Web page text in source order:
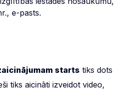
e-pasts.
starts tiks dots
tiks aicināti izveidot video,